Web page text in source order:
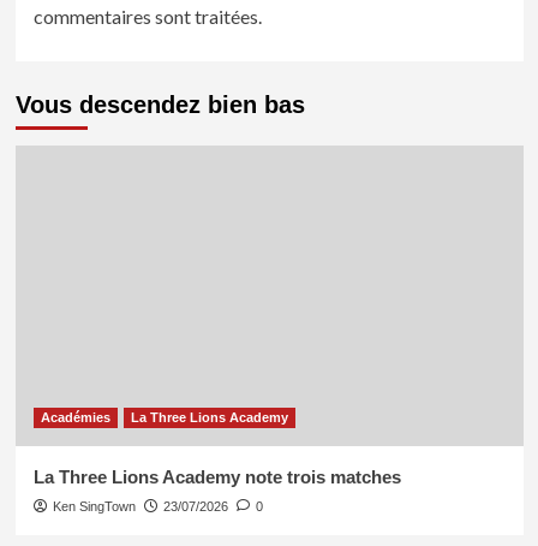
commentaires sont traitées.
Vous descendez bien bas
Académies La Three Lions Academy
La Three Lions Academy note trois matches
Ken SingTown 23/07/2026 0